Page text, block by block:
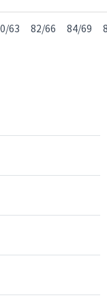
63 82/66 84/69